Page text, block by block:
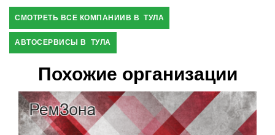
СМОТРЕТЬ ВСЕ КОМПАНИИВ В ТУЛА
АВТОСЕРВИСЫ В ТУЛА
Похожие организации